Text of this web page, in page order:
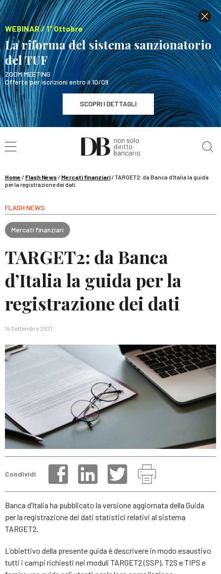
WEBINAR / 1° Ottobre
La riforma del sistema sanzionatorio
del TUF
ZOOM MEETING
Offerte per iscrizioni entro il 10/09
SCOPRI I DETTAGLI
WEBINAR / 1° Ottobre
La riforma del sistema sanzionatorio del TUF
Home / Flash News/ Mercati finanziari/TARGET2: da Banca d’Italia la guida
per la registrazione dei dati
FLASH NEWS
Mercati finanziari
TARGET2: da Banca
d’Italia la guida per la
registrazione dei dati
14 Settembre 2021
Condividi
Banca d’Italia ha pubblicato la versione aggiornata della Guida
per la registrazione dei dati statistici relativi al sistema
TARGET2.
L’obiettivo della presente guida è descrivere in modo esaustivo
tutti i campi richiesti nei moduli TARGET2 (SSP), T2S e TIPS e